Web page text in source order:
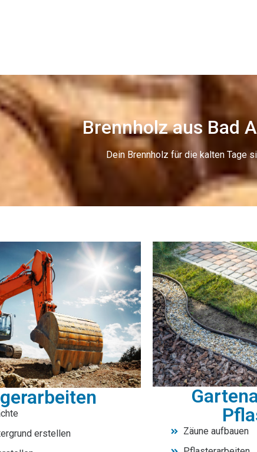
Brennholz aus Bad
Dein Brennholz für die kalten Tage
erstellen
Zäune aufbauen